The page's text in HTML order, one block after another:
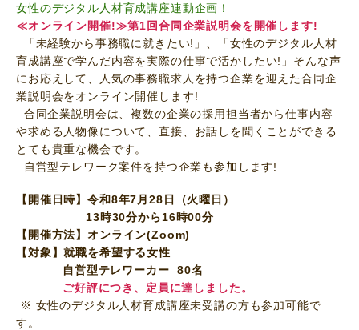
女性のデジタル人材育成講座連動企画！
≪オンライン開催!≫第1回合同企業説明会を開催します!
「未経験から事務職に就きたい!」、「女性のデジタル人材
育成講座で学んだ内容を実際の仕事で活かしたい!」そんな声
にお応えして、人気の事務職求人を持つ企業を迎えた合同企
業説明会をオンライン開催します!
合同企業説明会は、複数の企業の採用担当者から仕事内容
や求める人物像について、直接、お話しを聞くことができる
とても貴重な機会です。
自営型テレワーク案件を持つ企業も参加します!
【開催日時】令和8年7月28日（火曜日）
13時30分から16時00分
【開催方法】オンライン(Zoom)
【対象】就職を希望する女性
自営型テレワーカー 80名
ご好評につき、定員に達しました。
※ 女性のデジタル人材育成講座未受講の方も参加可能で
す。